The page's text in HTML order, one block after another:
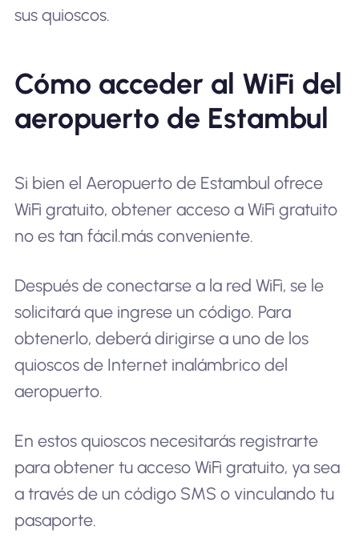
sus quioscos.
Cómo acceder al WiFi del
aeropuerto de Estambul
Si bien el Aeropuerto de Estambul ofrece
WiFi gratuito, obtener acceso a WiFi gratuito
no es tan fácil.más conveniente.
Después de conectarse a la red WiFi, se le
solicitará que ingrese un código. Para
obtenerlo, deberá dirigirse a uno de los
quioscos de Internet inalámbrico del
aeropuerto.
En estos quioscos necesitarás registrarte
para obtener tu acceso WiFi gratuito, ya sea
a través de un código SMS o vinculando tu
pasaporte.